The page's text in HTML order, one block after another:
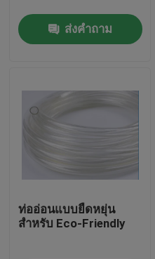
สินค้า
เกี่ยวกับเรา
ทัวร์โรงงาน
ส่งคำถาม
ท่ออ่อนแบบยืดหยุ่น
สำหรับ Eco-Friendly